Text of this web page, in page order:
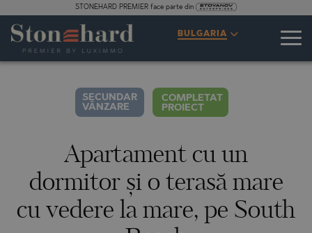
SPECIFICAȚII DESCRIERE HARTĂ GALERIE
PREȚURI
ANCHETĂ
STONEHARD PREMIER face parte din
BULGARIA
SECUNDAR
VÂNZARE
COMPLETAT
PROIECT
Apartament cu un
dormitor și o terasă mare
cu vedere la mare, pe South